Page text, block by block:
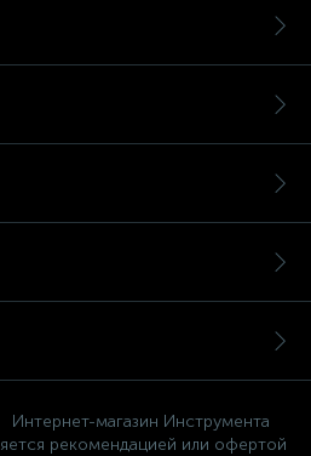
Интернет-магазин Инструмента
рекомендацией или офертой